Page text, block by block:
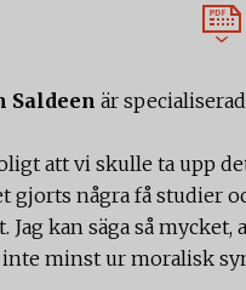
Saldeen är
att vi skulle ta upp
gjorts några få studier
Jag kan säga så
minst ur moralisk